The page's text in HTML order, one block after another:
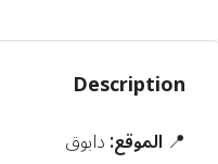
Description
📍 الموقع:دابوق